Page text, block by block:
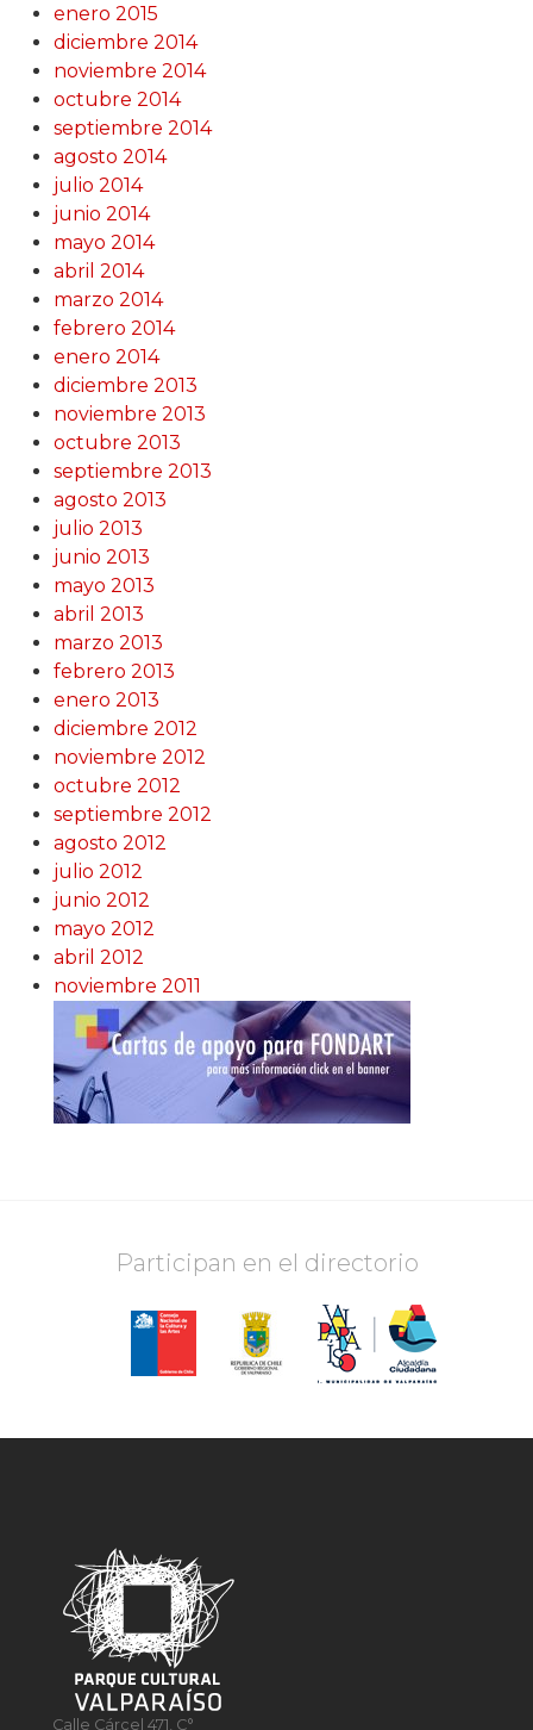
enero 2015
diciembre 2014
noviembre 2014
octubre 2014
septiembre 2014
agosto 2014
julio 2014
junio 2014
mayo 2014
abril 2014
marzo 2014
febrero 2014
enero 2014
diciembre 2013
noviembre 2013
octubre 2013
septiembre 2013
agosto 2013
julio 2013
junio 2013
mayo 2013
abril 2013
marzo 2013
febrero 2013
enero 2013
diciembre 2012
noviembre 2012
octubre 2012
septiembre 2012
agosto 2012
julio 2012
junio 2012
mayo 2012
abril 2012
noviembre 2011
Participan en el directorio
Calle Cárcel 471, C°